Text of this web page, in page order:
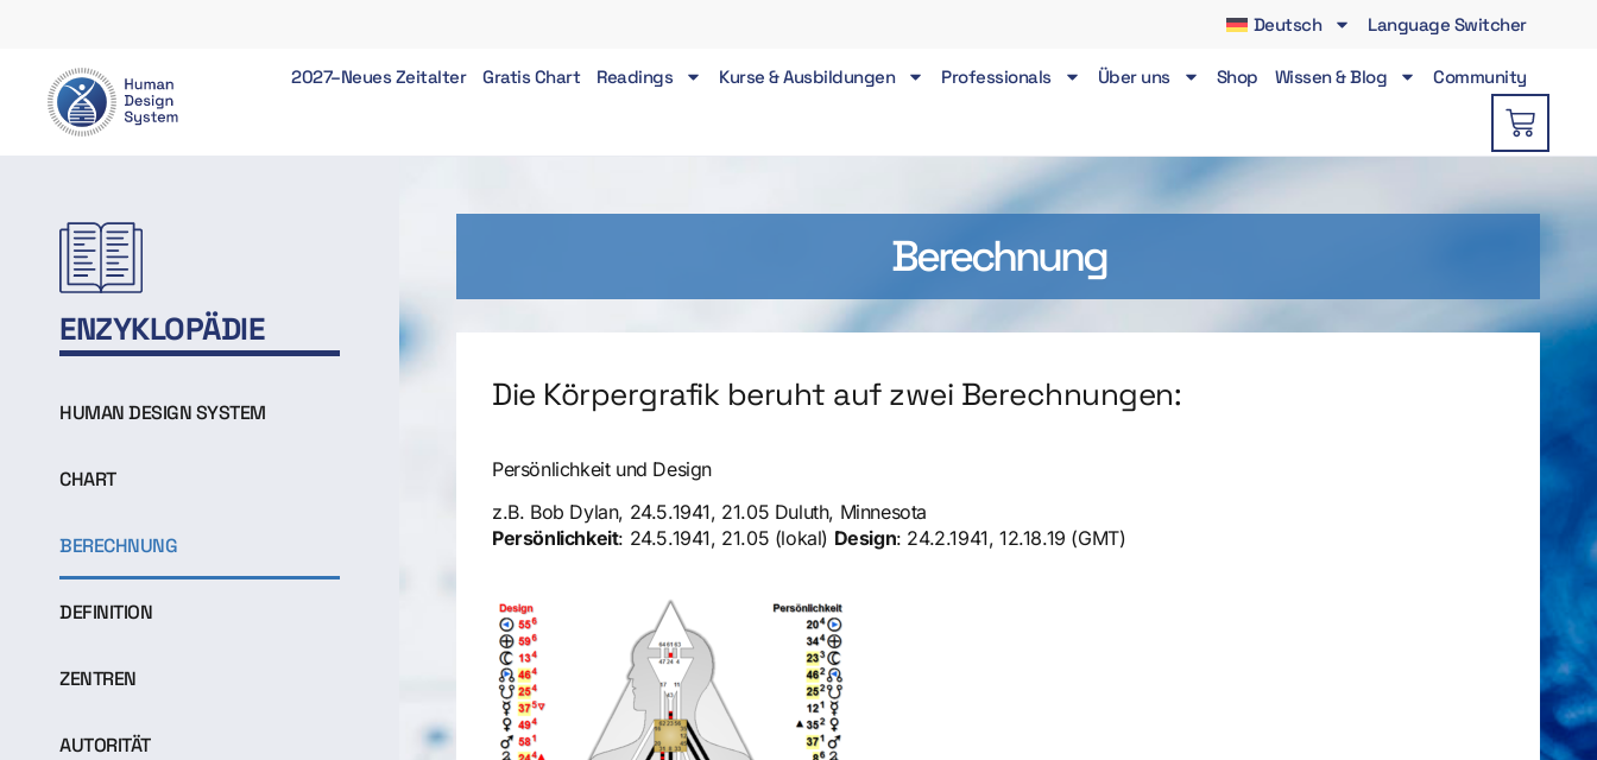
Deutsch Language Switcher
2027–Neues Zeitalter Gratis Chart Readings Kurse & Ausbildungen Professionals Über uns Shop Wissen & Blog Community
ENZYKLOPÄDIE
HUMAN DESIGN SYSTEM
CHART
BERECHNUNG
DEFINITION
ZENTREN
AUTORITÄT
Berechnung
Die Körpergrafik beruht auf zwei Berechnungen:
Persönlichkeit und Design
z.B. Bob Dylan, 24.5.1941, 21.05 Duluth, Minnesota
Persönlichkeit: 24.5.1941, 21.05 (lokal) Design: 24.2.1941, 12.18.19 (GMT)